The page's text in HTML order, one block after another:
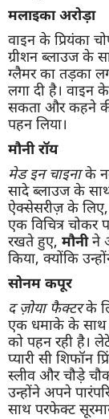
मलाइका अरोड़ा
वाइन के प्रियंका
ग्रीशन ब्लाउज के
ग्लैमर का तड़का
लगा दी है। वाइन
सकता और कहने
पहन लिया।
मौनी रॉय
मेड इन चाइनाके
सादे ब्लाउज के
ऐक्सेसरीज़ के लिए,
एक विचित्र
रखते हुए, मौनीने
किया, क्योंकि
सोनम कपूर
द ज़ोया फैक्टरके
एक धमाके के साथ
को पहन रही है।
प्यारी सी शिफॉन
स्लीव और चौड़े
उन्होंने अपने
साथ परफेक्ट